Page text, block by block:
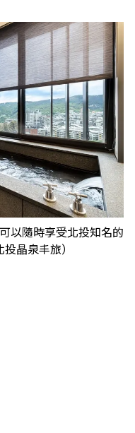
以隨時享受北投知名的
晶泉丰旅）